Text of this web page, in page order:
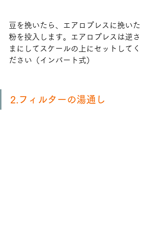
豆を挽いたら、エアロプレスに挽いた
粉を投入します。エアロプレスは逆さ
まにしてスケールの上にセットしてく
ださい（インバート式）
2.フィルターの湯通し